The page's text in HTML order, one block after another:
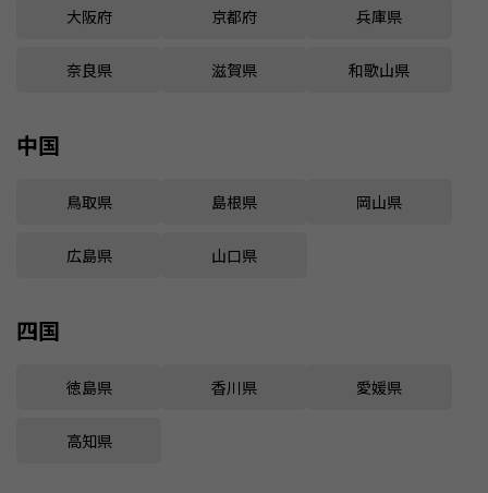
大阪府 京都府 兵庫県
奈良県 滋賀県 和歌山県
中国
鳥取県 島根県 岡山県
広島県 山口県
四国
徳島県 香川県 愛媛県
高知県